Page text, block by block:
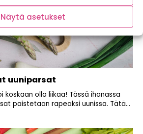
Näytä asetukset
uuniparsat
koskaan olla liikaa! Tässä ihanassa
paistetaan rapeaksi uunissa. Tätä...